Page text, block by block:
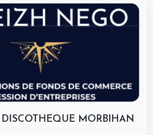
MORBIHAN